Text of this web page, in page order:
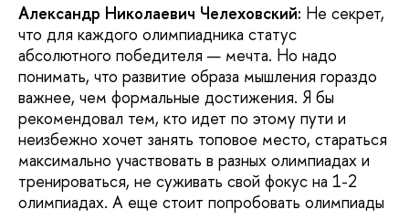
Александр Николаевич Челеховский: Не секрет,
что для каждого олимпиадника статус
абсолютного победителя — мечта. Но надо
понимать, что развитие образа мышления гораздо
важнее, чем формальные достижения. Я бы
рекомендовал тем, кто идет по этому пути и
неизбежно хочет занять топовое место, стараться
максимально участвовать в разных олимпиадах и
тренироваться, не суживать свой фокус на 1-2
олимпиадах. А еще стоит попробовать олимпиады